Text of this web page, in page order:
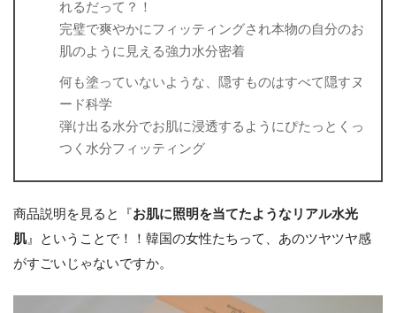
れるだって？！
完璧で爽やかにフィッティングされ本物の自分のお
肌のように見える強力水分密着
何も塗っていないような、隠すものはすべて隠すヌ
ード科学
弾け出る水分でお肌に浸透するようにぴたっとくっ
つく水分フィッティング
商品説明を見ると『お肌に照明を当てたようなリアル水光
肌』ということで！！韓国の女性たちって、あのツヤツヤ感
がすごいじゃないですか。